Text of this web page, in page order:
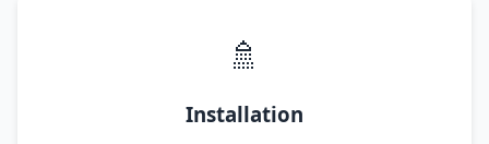
🚿
Installation